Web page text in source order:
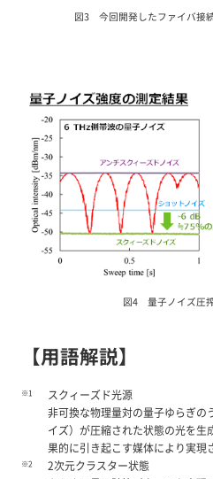
図3 今回開発したファイバ接
図4 量子ノイズ圧
【用語解説】
※1
スクィーズド光源
非可換な物理量対の量子ゆらぎの
イズ）が圧縮された状態の光を生
果的に引き起こす媒体により実現
※2
2次元クラスター状態